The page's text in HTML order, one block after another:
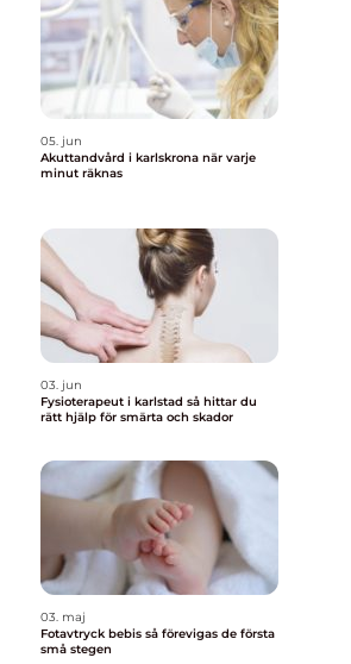
05. jun
Akuttandvård i karlskrona när varje
minut räknas
03. jun
Fysioterapeut i karlstad så hittar du
rätt hjälp för smärta och skador
03. maj
Fotavtryck bebis så förevigas de första
små stegen